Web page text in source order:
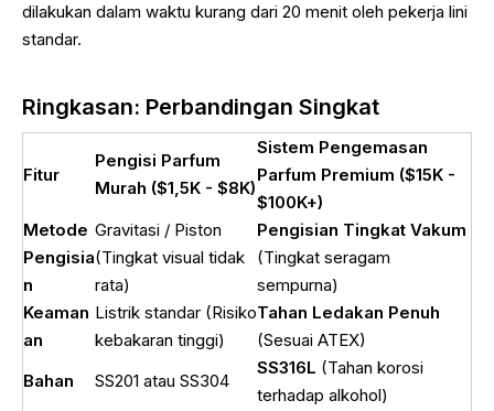
dilakukan dalam waktu kurang dari 20 menit oleh pekerja lini
standar.
Ringkasan: Perbandingan Singkat
Fitur
Pengisi Parfum
Murah ($1,5K - $8K)
Sistem Pengemasan
Parfum Premium ($15K -
$100K+)
Metode
Pengisia
n
Gravitasi / Piston
(Tingkat visual tidak
rata)
Pengisian Tingkat Vakum
(Tingkat seragam
sempurna)
Keaman
an
Listrik standar (Risiko
kebakaran tinggi)
Tahan Ledakan Penuh
(Sesuai ATEX)
Bahan
SS201 atau SS304
SS316L (Tahan korosi
terhadap alkohol)